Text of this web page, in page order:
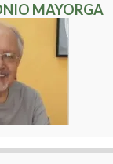
MAYORGA